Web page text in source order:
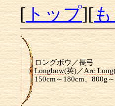
[トップ][
ロングボウ／長弓
Longbow(英)／Arc Long
150cm～180cm、800g